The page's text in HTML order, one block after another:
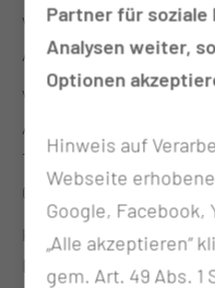
Veranstalter
Ambulante
Veranstaltungsort
Ambulante
Thiemstrasse 111
03048 Cottbus
Kurzbeschreibung
Bewegungs- und
Partner für soziale
Analysen weiter,
Optionen
Hinweis auf
Webseite
Google, Facebook,
„Alle akzeptieren“
gem. Art. 49 Abs. 1